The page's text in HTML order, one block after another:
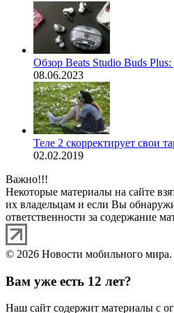
Обзор Beats Studio Buds
08.06.2023
Теле 2 скорректирует свои
02.02.2019
Важно!!!
Некоторые материалы на сайте
их владельцам и если Вы
ответственности за содержание
© 2026 Новости мобильного мира.
Вам уже есть 12 лет?
Наш сайт содержит материалы с